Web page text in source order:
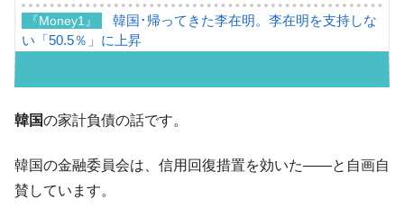
『Money1』
韓国･帰ってきた李在明。李在明を支持しな
い「50.5％」に上昇
た ⇒ 国家が行った恐るべき株価操作であり、空前の国政壟
断
動」
『Money1』
韓国の家計負債の話です。
韓国の金融委員会は、信用回復措置を効いた――と自画自
賛しています。